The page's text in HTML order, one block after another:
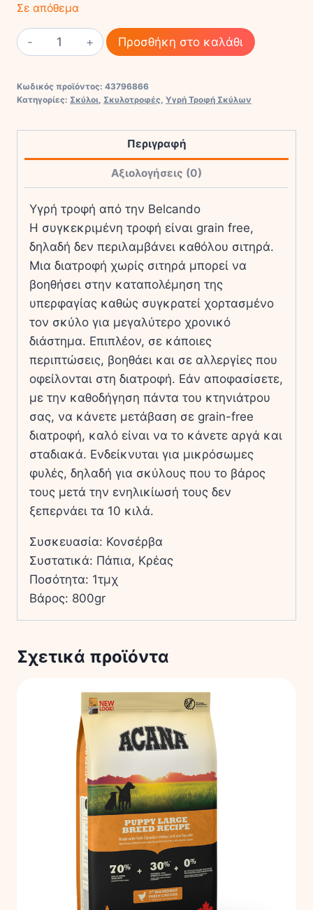
Σε απόθεμα
Belcando
Baseline
Τροφή
με
Κρέας
χωρίς
Σιτηρά
σε
Κονσέρβα
800γρ.
ποσότητα
Προσθήκη στο καλάθι
Κωδικός προϊόντος: 43796866
Κατηγορίες: Σκύλοι Σκυλοτροφές Υγρή Τροφή Σκύλων
Περιγραφή
Αξιολογήσεις (0)
Υγρή τροφή από την Belcando
Η συγκεκριμένη τροφή είναι grain free,
δηλαδή δεν περιλαμβάνει καθόλου σιτηρά.
Μια διατροφή χωρίς σιτηρά μπορεί να
βοηθήσει στην καταπολέμηση της
υπερφαγίας καθώς συγκρατεί χορτασμένο
τον σκύλο για μεγαλύτερο χρονικό
διάστημα. Επιπλέον, σε κάποιες
περιπτώσεις, βοηθάει και σε αλλεργίες που
οφείλονται στη διατροφή. Εάν αποφασίσετε,
με την καθοδήγηση πάντα του κτηνιάτρου
σας, να κάνετε μετάβαση σε grain-free
διατροφή, καλό είναι να το κάνετε αργά και
σταδιακά. Ενδείκνυται για μικρόσωμες
φυλές, δηλαδή για σκύλους που το βάρος
τους μετά την ενηλικίωσή τους δεν
ξεπερνάει τα 10 κιλά.
Συσκευασία: Κονσέρβα
Συστατικά: Πάπια, Κρέας
Ποσότητα: 1τμχ
Βάρος: 800gr
Σχετικά προϊόντα